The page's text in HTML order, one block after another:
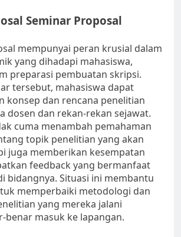
Seminar Proposal
mempunyai peran krusial dalam
yang dihadapi mahasiswa,
preparasi pembuatan skripsi.
tersebut, mahasiswa dapat
konsep dan rencana penelitian
dosen dan rekan-rekan sejawat.
cuma menambah pemahaman
topik penelitian yang akan
juga memberikan kesempatan
feedback yang bermanfaat
bidangnya. Situasi ini membantu
memperbaiki metodologi dan
yang mereka jalani
benar masuk ke lapangan.